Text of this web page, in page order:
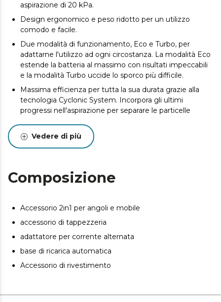
aspirazione di 20 kPa.
Design ergonomico e peso ridotto per un utilizzo
comodo e facile.
Due modalità di funzionamento, Eco e Turbo, per
adattarne l'utilizzo ad ogni circostanza. La modalità Eco
estende la batteria al massimo con risultati impeccabili
e la modalità Turbo uccide lo sporco più difficile.
Massima efficienza per tutta la sua durata grazie alla
tecnologia Cyclonic System. Incorpora gli ultimi
progressi nell'aspirazione per separare le particelle
Sistema di batterie da 16,8 V con batteria rimovibile agli
ioni di litio da 2500 mAh, 16,8 V che raggiunge
base di ricarica.
Vedere di più
Composizione
Accessorio 2in1 per angoli e mobile
accessorio di tappezzeria
adattatore per corrente alternata
base di ricarica automatica
Accessorio di rivestimento